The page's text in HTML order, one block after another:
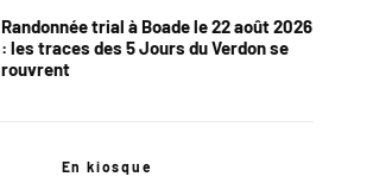
Randonnée trial à Boade le 22 août 2026
: les traces des 5 Jours du Verdon se
rouvrent
En kiosque